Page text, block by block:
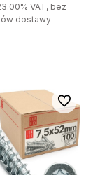
VAT, bez
dostawy
Do